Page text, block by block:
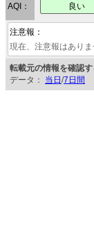
AQI： 良い
注意報：
現在、注意報はありま
転載元の情報を確認す
データ： 当日 /7日間